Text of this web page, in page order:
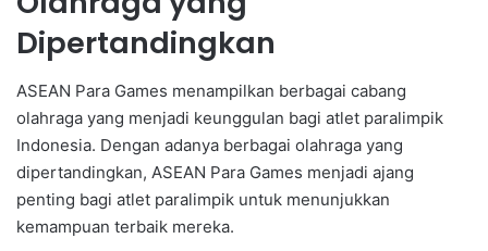
Dipertandingkan
ASEAN Para Games menampilkan berbagai cabang
olahraga yang menjadi keunggulan bagi atlet paralimpik
Indonesia. Dengan adanya berbagai olahraga yang
dipertandingkan, ASEAN Para Games menjadi ajang
penting bagi atlet paralimpik untuk menunjukkan
kemampuan terbaik mereka.